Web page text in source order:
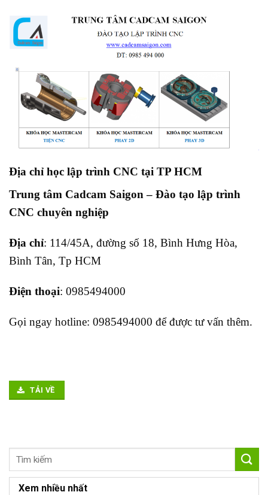
Địa chỉ học lập trình CNC tại TP HCM
Trung tâm Cadcam Saigon – Đào tạo lập trình
CNC chuyên nghiệp
Địa chỉ: 114/45A, đường số 18, Bình Hưng Hòa,
Bình Tân, Tp HCM
Điện thoại: 0985494000
Gọi ngay hotline: 0985494000 để được tư vấn thêm.
TẢI VỀ
Tìm
Xem nhiều nhất